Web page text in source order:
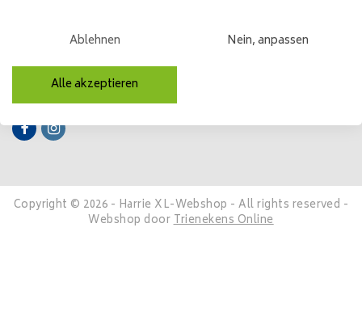
Folge uns
Copyright © 2026 - Harrie XL-Webshop - All rights reserved -
Webshop doorTrienekens Online
Ablehnen Nein, anpassen
Alle akzeptieren